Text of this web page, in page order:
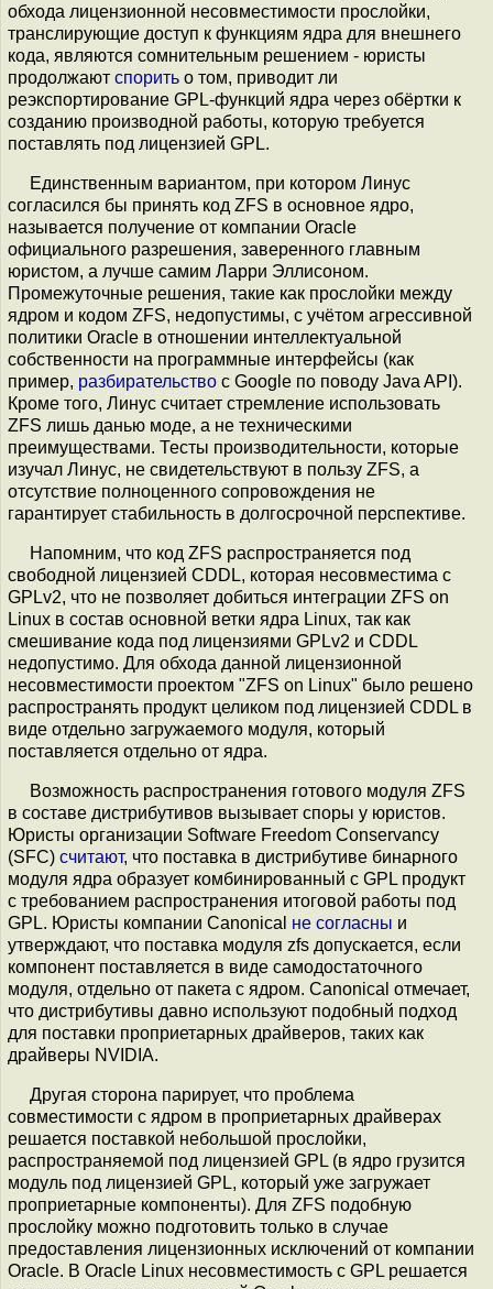
обхода лицензионной несовместимости прослойки,
транслирующие доступ к функциям ядра для внешнего
кода, являются сомнительным решением - юристы
продолжают спорить о том, приводит ли
реэкспортирование GPL-функций ядра через обёртки к
созданию производной работы, которую требуется
поставлять под лицензией GPL.
Единственным вариантом, при котором Линус
согласился бы принять код ZFS в основное ядро,
называется получение от компании Oracle
официального разрешения, заверенного главным
юристом, а лучше самим Ларри Эллисоном.
Промежуточные решения, такие как прослойки между
ядром и кодом ZFS, недопустимы, с учётом агрессивной
политики Oracle в отношении интеллектуальной
собственности на программные интерфейсы (как
пример, разбирательство с Google по поводу Java API).
Кроме того, Линус считает стремление использовать
ZFS лишь данью моде, а не техническими
преимуществами. Тесты производительности, которые
изучал Линус, не свидетельствуют в пользу ZFS, а
отсутствие полноценного сопровождения не
гарантирует стабильность в долгосрочной перспективе.
Напомним, что код ZFS распространяется под
свободной лицензией CDDL, которая несовместима с
GPLv2, что не позволяет добиться интеграции ZFS on
Linux в состав основной ветки ядра Linux, так как
смешивание кода под лицензиями GPLv2 и CDDL
недопустимо. Для обхода данной лицензионной
несовместимости проектом "ZFS on Linux" было решено
распространять продукт целиком под лицензией CDDL в
виде отдельно загружаемого модуля, который
поставляется отдельно от ядра.
Возможность распространения готового модуля ZFS
в составе дистрибутивов вызывает споры у юристов.
Юристы организации Software Freedom Conservancy
(SFC) считают, что поставка в дистрибутиве бинарного
модуля ядра образует комбинированный с GPL продукт
с требованием распространения итоговой работы под
GPL. Юристы компании Canonical не согласны и
утверждают, что поставка модуля zfs допускается, если
компонент поставляется в виде самодостаточного
модуля, отдельно от пакета с ядром. Canonical отмечает,
что дистрибутивы давно используют подобный подход
для поставки проприетарных драйверов, таких как
драйверы NVIDIA.
Другая сторона парирует, что проблема
совместимости с ядром в проприетарных драйверах
решается поставкой небольшой прослойки,
распространяемой под лицензией GPL (в ядро грузится
модуль под лицензией GPL, который уже загружает
проприетарные компоненты). Для ZFS подобную
прослойку можно подготовить только в случае
предоставления лицензионных исключений от компании
Oracle. В Oracle Linux несовместимость с GPL решается